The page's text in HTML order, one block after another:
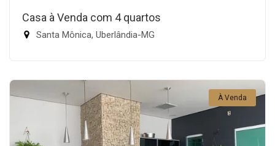
Casa à Venda com 4 quartos
Santa Mônica, Uberlândia-MG
À Venda